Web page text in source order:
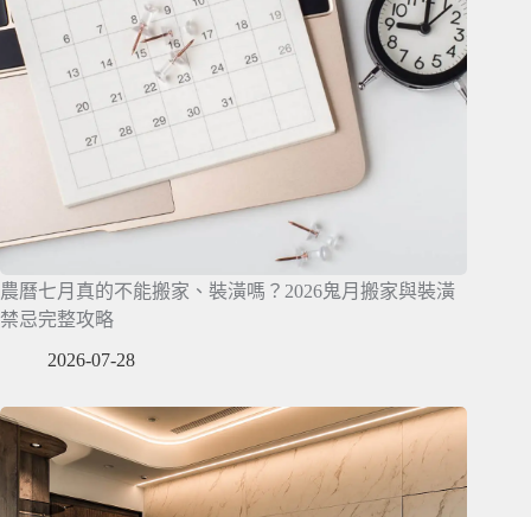
農曆七月真的不能搬家、裝潢嗎？2026鬼月搬家與裝潢
禁忌完整攻略
2026-07-28